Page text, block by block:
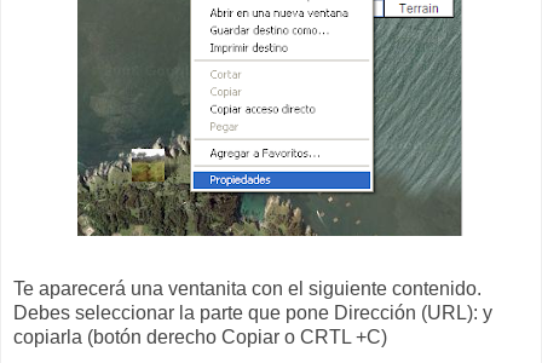
Te aparecerá una ventanita con el siguiente contenido.
Debes seleccionar la parte que pone Dirección (URL): y
copiarla (botón derecho Copiar o CRTL +C)